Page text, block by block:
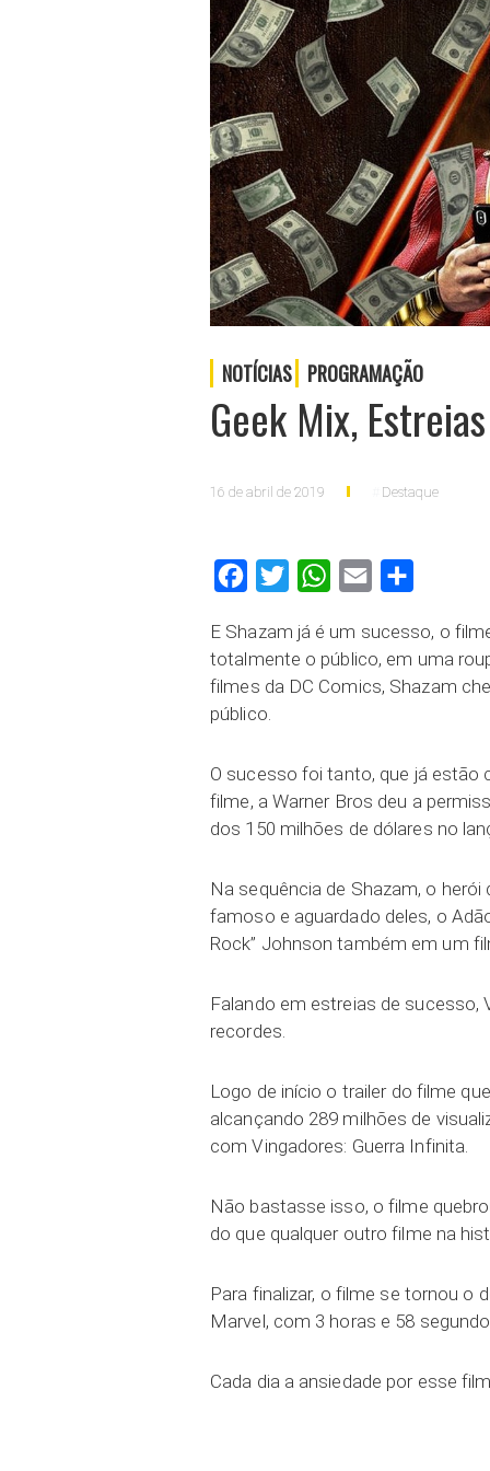
NOTÍCIAS PROGRAMAÇÃO
Geek Mix,
16 de abril de 2019 Destaque
FacebookTwitter WhatsAppEmail
E Shazam já é um sucesso, o
totalmente o público, em uma
filmes da DC Comics, Shazam
público.
O sucesso foi tanto, que já
filme, a Warner Bros deu a
dos 150 milhões de dólares no
Na sequência de Shazam, o
famoso e aguardado deles, o
Rock” Johnson também em um
Falando em estreias de sucesso,
recordes.
Logo de início o trailer do filme
alcançando 289 milhões de
com Vingadores: Guerra Infinita.
Não bastasse isso, o filme
do que qualquer outro filme na
Para finalizar, o filme se tornou o
Marvel, com 3 horas e 58
Cada dia a ansiedade por esse